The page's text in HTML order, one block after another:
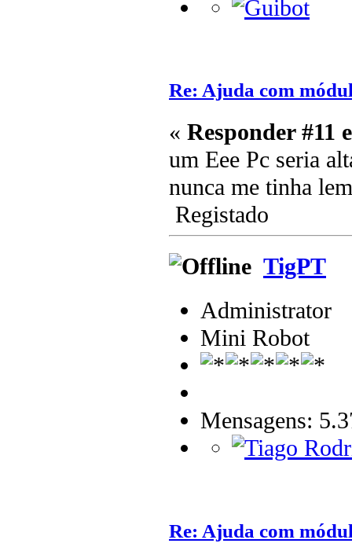
Re: Ajuda com
« Responder #11
um Eee Pc seria
nunca me tinha
Registado
TigPT
Administrator
Mini Robot
Mensagens:
Re: Ajuda com